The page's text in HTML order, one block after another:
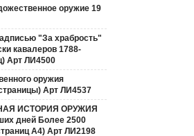
оружие 19
"За храбрость"
кавалеров 1788-
Арт ЛИ4500
оружия
Арт ЛИ4537
ИСТОРИЯ ОРУЖИЯ
дней Более 2500
А4) Арт ЛИ2198